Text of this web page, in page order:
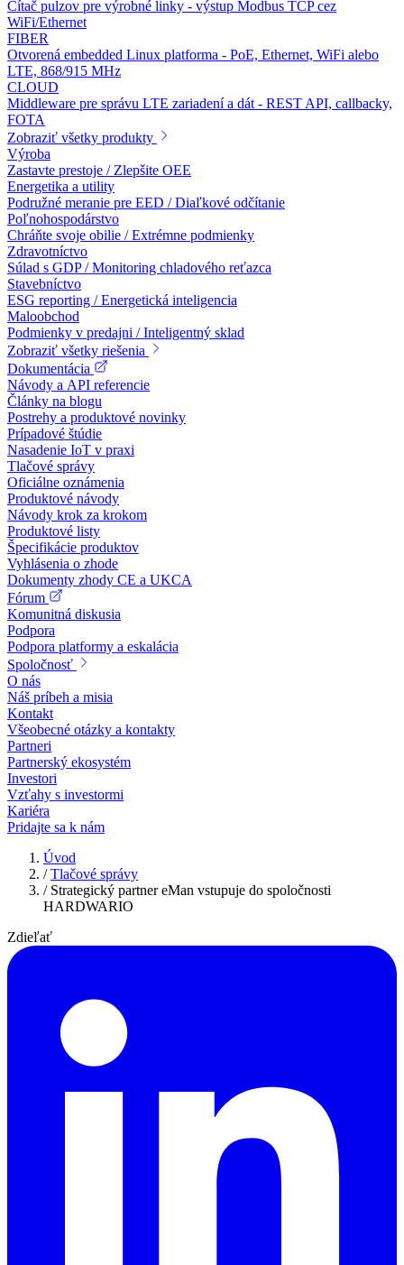
Čítač pulzov pre výrobné linky - výstup Modbus TCP cez
WiFi/Ethernet
FIBER
Otvorená embedded Linux platforma - PoE, Ethernet, WiFi alebo
LTE, 868/915 MHz
CLOUD
Middleware pre správu LTE zariadení a dát - REST API, callbacky,
FOTA
Zobraziť všetky produkty
Výroba
Zastavte prestoje / Zlepšite OEE
Energetika a utility
Podružné meranie pre EED / Diaľkové odčítanie
Poľnohospodárstvo
Chráňte svoje obilie / Extrémne podmienky
Zdravotníctvo
Súlad s GDP / Monitoring chladového reťazca
Stavebníctvo
ESG reporting / Energetická inteligencia
Maloobchod
Podmienky v predajni / Inteligentný sklad
Zobraziť všetky riešenia
Dokumentácia
Návody a API referencie
Články na blogu
Postrehy a produktové novinky
Prípadové štúdie
Nasadenie IoT v praxi
Tlačové správy
Oficiálne oznámenia
Produktové návody
Návody krok za krokom
Produktové listy
Špecifikácie produktov
Vyhlásenia o zhode
Dokumenty zhody CE a UKCA
Fórum
Komunitná diskusia
Podpora
Podpora platformy a eskalácia
Spoločnosť
O nás
Náš príbeh a misia
Kontakt
Všeobecné otázky a kontakty
Partneri
Partnerský ekosystém
Investori
Vzťahy s investormi
Kariéra
Pridajte sa k nám
Úvod
/ Tlačové správy
/ Strategický partner eMan vstupuje do spoločnosti
HARDWARIO
Zdieľať